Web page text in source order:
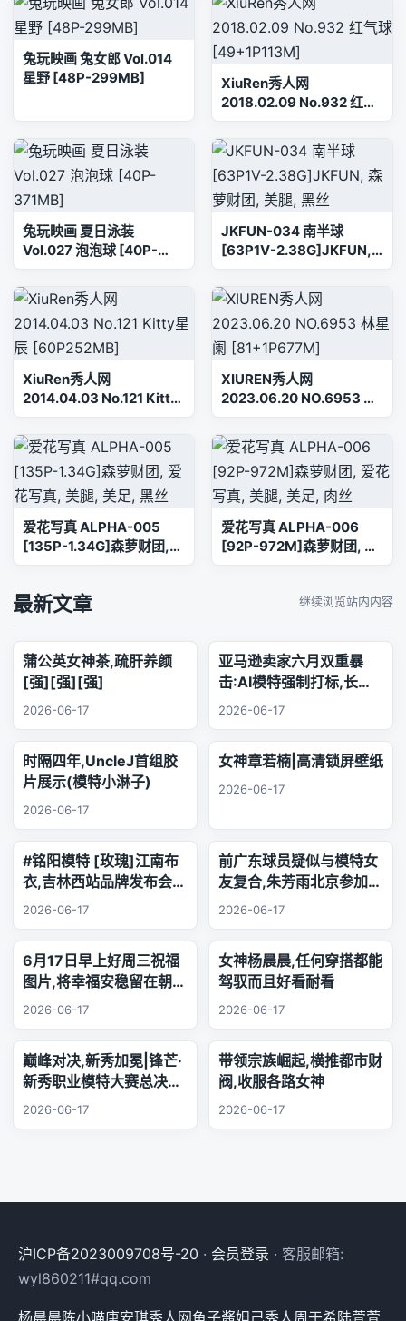
兔玩映画 兔女郎 Vol.014
星野 [48P-299MB]
XiuRen秀人网
2018.02.09 No.932 红气
球[49+1P113M]
兔玩映画 夏日泳装
Vol.027 泡泡球 [40P-
371MB]
JKFUN-034 南半球
[63P1V-2.38G]JKFUN,
森萝财团, 美腿, 黑丝
XiuRen秀人网
2014.04.03 No.121 Kitty
星辰 [60P252MB]
XIUREN秀人网
2023.06.20 NO.6953 林
星阑 [81+1P677M]
爱花写真 ALPHA-005
[135P-1.34G]森萝财团,
爱花写真, 美腿, 美足, 黑丝
爱花写真 ALPHA-006
[92P-972M]森萝财团, 爱
花写真, 美腿, 美足, 肉丝
最新文章 继续浏览站内内容
蒲公英女神茶,疏肝养颜
[强][强][强]
2026-06-17
亚马逊卖家六月双重暴
击:AI模特强制打标,长标
题时代正式终结
2026-06-17
时隔四年,UncleJ首组胶
片展示(模特小淋子)
2026-06-17
女神章若楠|高清锁屏壁纸
2026-06-17
#铭阳模特 [玫瑰]江南布
衣,吉林西站品牌发布会..
乐器演奏
2026-06-17
前广东球员疑似与模特女
友复合,朱芳雨北京参加品
牌活动,王少杰韩国游玩
2026-06-17
6月17日早上好周三祝福
图片,将幸福安稳留在朝夕
身旁,把珍贵友谊珍藏心
欢声笑语陪伴每日日常.
2026-06-17
女神杨晨晨,任何穿搭都能
驾驭而且好看耐看
2026-06-17
巅峰对决,新秀加冕|锋芒·
新秀职业模特大赛总决赛,
三幕秀场演绎极致美学
2026-06-17
带领宗族崛起,横推都市财
阀,收服各路女神
2026-06-17
沪ICP备2023009708号-20 · 会员登录 · 客服邮箱:
wyl860211#qq.com
杨晨晨陈小喵唐安琪秀人网鱼子酱妲己秀人 周于希陆萱萱